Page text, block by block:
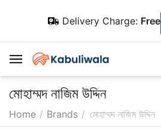
Delivery Charge: Free
মোহাম্মদ নাজিম উদ্দিন
Home / Brands / মোহাম্মদ নাজিম উদ্দিন